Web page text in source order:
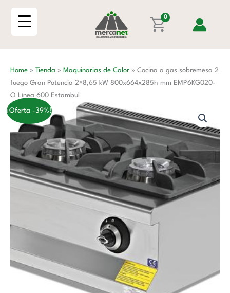
0
Home » Tienda » Maquinarias de Calor » Cocina a gas sobremesa 2
fuego Gran Potencia 2×8,65 kW 800x664x285h mm EMP6KG020-
O Línea 600 Estambul
¡Oferta -39%!
fuego
Gran
2x8,65
kW
800x664x285h
mm
EMP6KG020-
O
Línea
600
Estambul
cantidad